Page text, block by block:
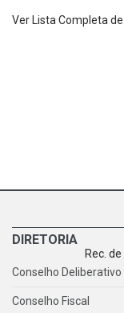
Ver Lista Completa
Rec.
DIRETORIA
Conselho Deliberativo
Conselho Fiscal